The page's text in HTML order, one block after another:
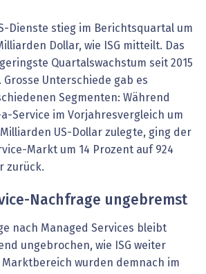
Dienste stieg im Berichtsquartal um
Dollar, wie ISG mitteilt. Das
Quartalswachstum seit 2015
Unterschiede gab es
Segmenten: Während
Service im Vorjahresvergleich um
US-Dollar zulegte, ging der
Markt um 14 Prozent auf 924
zurück.
Nachfrage ungebremst
nach Managed Services bleibt
ungebrochen, wie ISG weiter
wurden demnach im